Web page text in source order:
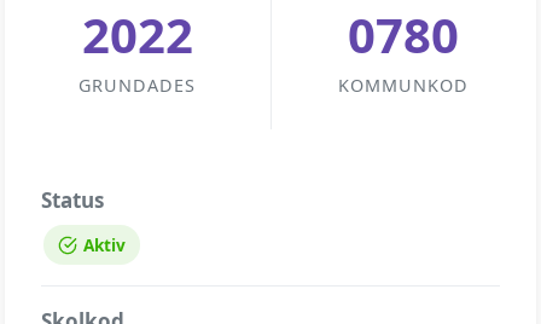
2022
GRUNDADES
0780
KOMMUNKOD
Status
Aktiv